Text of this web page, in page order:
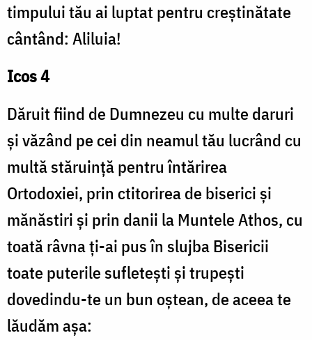
timpului tău ai luptat pentru creștinătate
cântând: Aliluia!
Icos 4
Dăruit fiind de Dumnezeu cu multe daruri
și văzând pe cei din neamul tău lucrând cu
multă stăruință pentru întărirea
Ortodoxiei, prin ctitorirea de biserici și
mănăstiri și prin danii la Muntele Athos, cu
toată râvna ți-ai pus în slujba Bisericii
toate puterile sufletești și trupești
dovedindu-te un bun oștean, de aceea te
lăudăm așa: